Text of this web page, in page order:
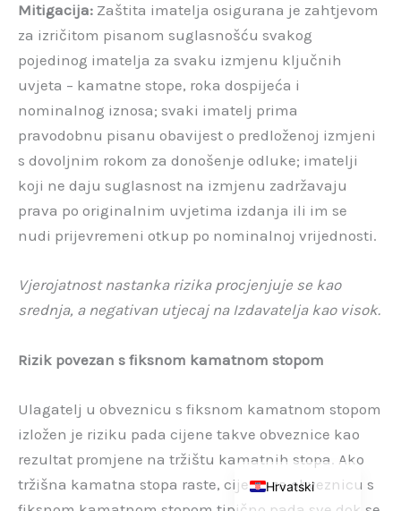
Mitigacija: Zaštita imatelja osigurana je zahtjevom
za izričitom pisanom suglasnošću svakog
pojedinog imatelja za svaku izmjenu ključnih
uvjeta – kamatne stope, roka dospijeća i
nominalnog iznosa; svaki imatelj prima
pravodobnu pisanu obavijest o predloženoj izmjeni
s dovoljnim rokom za donošenje odluke; imatelji
koji ne daju suglasnost na izmjenu zadržavaju
prava po originalnim uvjetima izdanja ili im se
nudi prijevremeni otkup po nominalnoj vrijednosti.
Vjerojatnost nastanka rizika procjenjuje se kao
srednja, a negativan utjecaj na Izdavatelja kao visok.
Rizik povezan s fiksnom kamatnom stopom
Ulagatelj u obveznicu s fiksnom kamatnom stopom
izložen je riziku pada cijene takve obveznice kao
rezultat promjene na tržištu kamatnih stopa. Ako
tržišna kamatna stopa raste, cijena za obveznicu s
Hrvatski
English (UK)
Čeština